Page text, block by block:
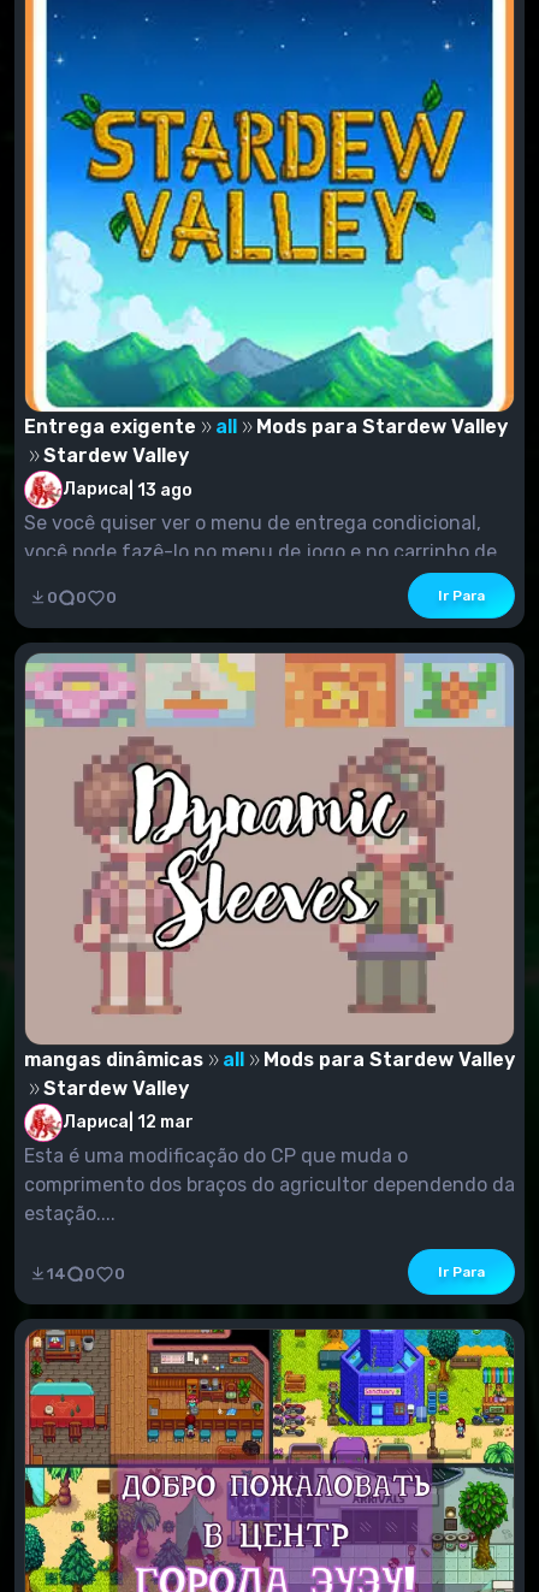
Entrega exigente all
Mods para Stardew Valley
Stardew Valley
Лариса 13 ago
Se você quiser ver o menu de entrega condicional,
você pode fazê-lo no menu de jogo e no carrinho de...
0 0 0 Ir Para
mangas dinâmicas all
Mods para Stardew Valley
Stardew Valley
Лариса 12 mar
Esta é uma modificação do CP que muda o
comprimento dos braços do agricultor dependendo da
estação....
14 0 0 Ir Para